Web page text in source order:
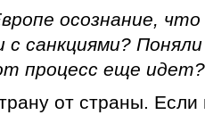
осознание,
с санкциями?
процесс еще идет?
от страны.